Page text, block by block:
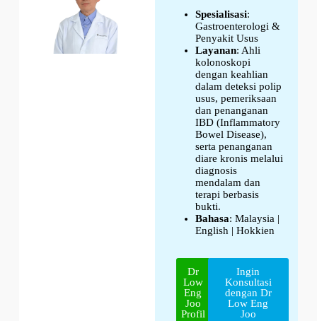
Spesialisasi:
Gastroenterologi &
Penyakit Usus
Layanan:Ahli
kolonoskopi
dengan keahlian
dalam deteksi polip
usus, pemeriksaan
dan penanganan
IBD (Inflammatory
Bowel Disease),
serta penanganan
diare kronis melalui
diagnosis
mendalam dan
terapi berbasis
bukti.
Bahasa: Malaysia |
English | Hokkien
Dr
Low
Eng
Joo
Profil
Ingin
Konsultasi
dengan Dr
Low Eng
Joo